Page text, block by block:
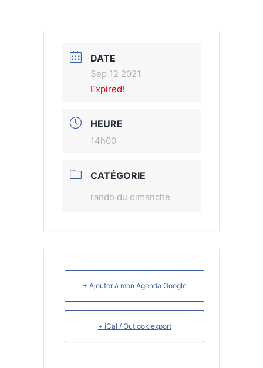
DATE
Sep 12 2021
Expired!
HEURE
14h00
CATÉGORIE
rando du dimanche
+ Ajouter à mon Agenda Google
+ iCal / Outlook export